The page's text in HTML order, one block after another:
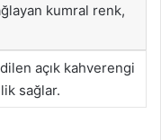
kumral renk,
açık kahverengi
sağlar.